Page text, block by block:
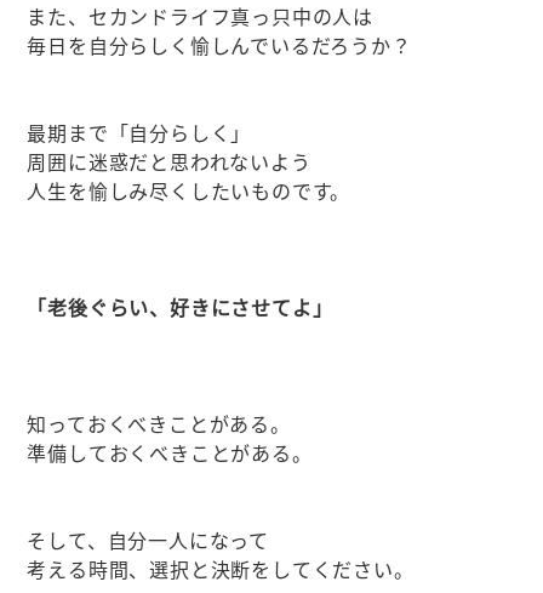
また、セカンドライフ真っ只中の人は
毎日を自分らしく愉しんでいるだろうか？
最期まで「自分らしく」
周囲に迷惑だと思われないよう
人生を愉しみ尽くしたいものです。
「老後ぐらい、好きにさせてよ」
知っておくべきことがある。
準備しておくべきことがある。
そして、自分一人になって
考える時間、選択と決断をしてください。